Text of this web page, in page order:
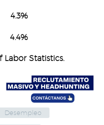
Labor Statistics.
Desempleo